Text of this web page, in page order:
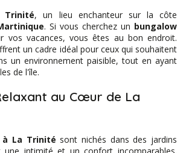
Trinité, un lieu enchanteur sur la côte
. Si vous cherchez un bungalow
vos vacances, vous êtes au bon endroit.
un cadre idéal pour ceux qui souhaitent
un environnement paisible, tout en ayant
de l'île.
au Cœur de La
à La Trinité sont nichés dans des jardins
une intimité et un confort incomparables.